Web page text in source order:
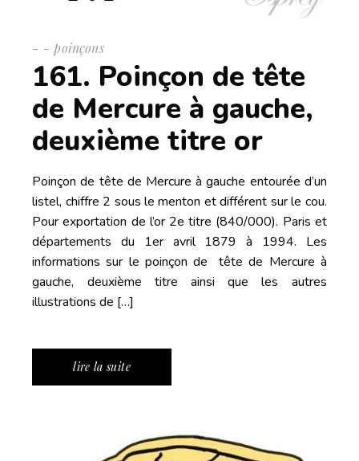
- poinçons
161. Poinçon de tête
de Mercure à gauche,
deuxième titre or
Poinçon de tête de Mercure à gauche entourée d’un
listel, chiffre 2 sous le menton et différent sur le cou.
Pour exportation de l’or 2e titre (840/000). Paris et
départements du 1er avril 1879 à 1994. Les
informations sur le poinçon de tête de Mercure à
gauche, deuxième titre ainsi que les autres
illustrations de […]
lire la suite